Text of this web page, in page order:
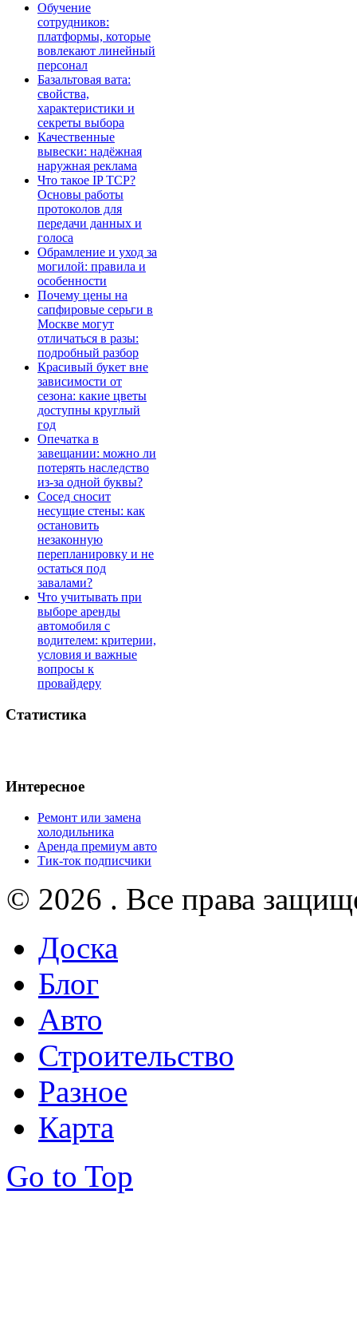
Обучение
сотрудников:
платформы, которые
вовлекают линейный
персонал
Базальтовая вата:
свойства,
характеристики и
секреты выбора
Качественные
вывески: надёжная
наружная реклама
Что такое IP TCP?
Основы работы
протоколов для
передачи данных и
голоса
Обрамление и уход за
могилой: правила и
особенности
Почему цены на
сапфировые серьги в
Москве могут
отличаться в разы:
подробный разбор
Красивый букет вне
зависимости от
сезона: какие цветы
доступны круглый
год
Опечатка в
завещании: можно ли
потерять наследство
из-за одной буквы?
Сосед сносит
несущие стены: как
остановить
незаконную
перепланировку и не
остаться под
завалами?
Что учитывать при
выборе аренды
автомобиля с
водителем: критерии,
условия и важные
вопросы к
провайдеру
Статистика
Интересное
Ремонт или замена
холодильника
Аренда премиум авто
Тик-ток подписчики
© 2026 . Все права
Доска
Блог
Авто
Строительство
Разное
Карта
Go to Top